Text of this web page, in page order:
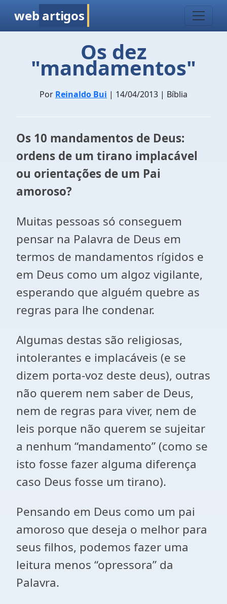
web artigos
Os dez
"mandamentos"
Por Reinaldo Bui | 14/04/2013 | Bíblia
Os 10 mandamentos de Deus:
ordens de um tirano implacável
ou orientações de um Pai
amoroso?
Muitas pessoas só conseguem
pensar na Palavra de Deus em
termos de mandamentos rígidos e
em Deus como um algoz vigilante,
esperando que alguém quebre as
regras para lhe condenar.
Algumas destas são religiosas,
intolerantes e implacáveis (e se
dizem porta-voz deste deus), outras
não querem nem saber de Deus,
nem de regras para viver, nem de
leis porque não querem se sujeitar
a nenhum “mandamento” (como se
isto fosse fazer alguma diferença
caso Deus fosse um tirano).
Pensando em Deus como um pai
amoroso que deseja o melhor para
seus filhos, podemos fazer uma
leitura menos “opressora” da
Palavra.